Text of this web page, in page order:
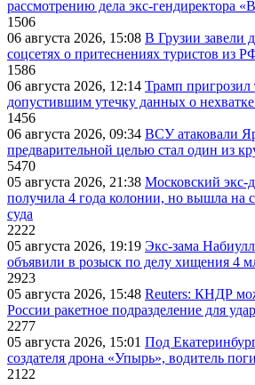
рассмотрению дела экс-
1506
06 августа 2026, 15:08 В Грузии завели
соцсетях о притеснениях туристов из
1586
06 августа 2026, 12:14 Трамп
допустившим утечку данных о
1456
06 августа 2026, 09:34 ВСУ атаковали
предварительной целью стал один из
5470
05 августа 2026, 21:38 Московский экс-
получила 4 года колонии, но вышла на
суда
2222
05 августа 2026, 19:19 Экс-зама
объявили в розыск по делу хищения 4
2923
05 августа 2026, 15:48 Reuters: КНДР
России ракетное подразделение для
2277
05 августа 2026, 15:01 Под
создателя дрона «Упырь», водитель
2122